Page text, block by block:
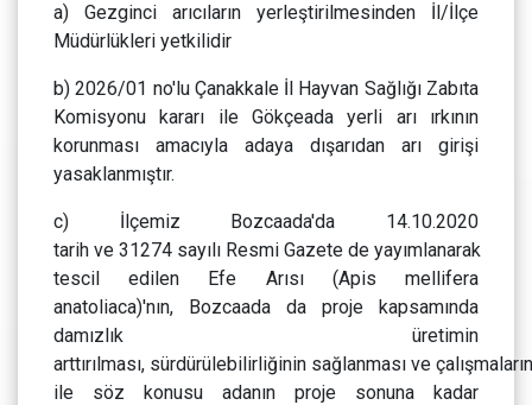
a) Gezginci arıcıların yerleştirilmesinden İl/İlçe
Müdürlükleri yetkilidir
b) 2026/01 no'lu Çanakkale İl Hayvan Sağlığı Zabıta
Komisyonu kararı ile Gökçeada yerli arı ırkının
korunması amacıyla adaya dışarıdan arı girişi
yasaklanmıştır.
c) İlçemiz Bozcaada'da 14.10.2020
tarih ve 31274 sayılı Resmi Gazete de yayımlanarak
tescil edilen Efe Arısı (Apis mellifera
anatoliaca)'nın, Bozcaada da proje kapsamında
damızlık üretimin
arttırılması, sürdürülebilirliğinin sağlanması ve
ile söz konusu adanın proje sonuna kadar